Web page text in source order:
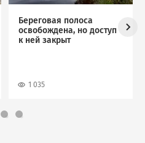
Береговая полоса
освобождена, но доступ
к ней закрыт
1 035